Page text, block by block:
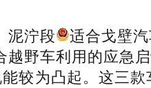
泞段
适合戈壁
野车利用的应急
较为凸起。这三